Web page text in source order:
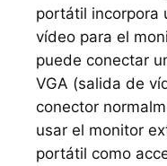
portátil incorpora
vídeo para el
puede conectar
VGA (salida de
conector
usar el monitor
portátil como